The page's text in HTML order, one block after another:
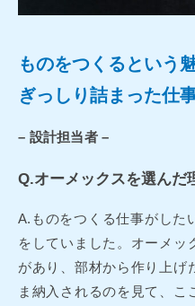
ものをつくるという
ぎっしり詰まった仕
– 設計担当者 –
Q.オーメックスを選んだ
A.ものをつくる仕事がした
をしていました。オーメッ
があり、部材から作り上げ
ま納入されるのを見て、こ